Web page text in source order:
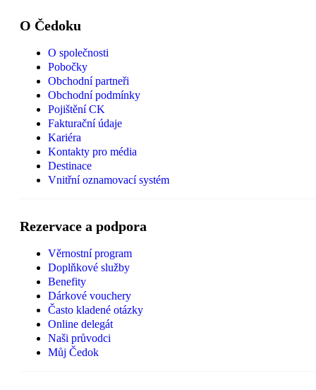
O Čedoku
O společnosti
Pobočky
Obchodní partneři
Obchodní podmínky
Pojištění CK
Fakturační údaje
Kariéra
Kontakty pro média
Destinace
Vnitřní oznamovací systém
Rezervace a podpora
Věrnostní program
Doplňkové služby
Benefity
Dárkové vouchery
Často kladené otázky
Online delegát
Naši průvodci
Můj Čedok